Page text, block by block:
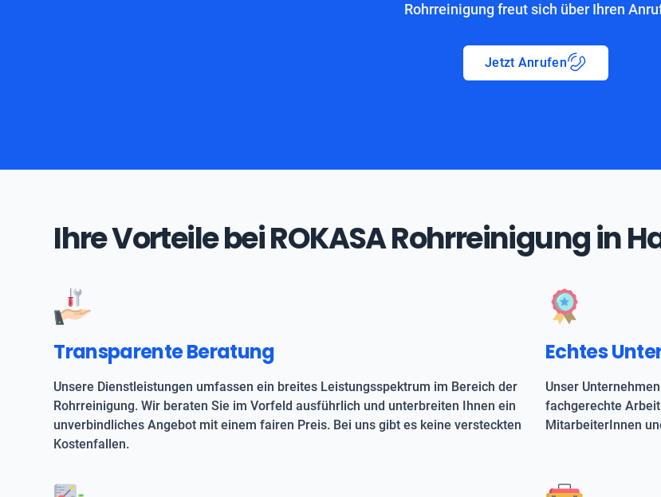
Rohrreinigung freut sich über Ihren
Jetzt Anrufen
Ihre Vorteile bei ROKASA Rohrreinigung in
Transparente Beratung
Unsere Dienstleistungen umfassen ein breites Leistungsspektrum im Bereich der
Rohrreinigung. Wir beraten Sie im Vorfeld ausführlich und unterbreiten Ihnen ein
unverbindliches Angebot mit einem fairen Preis. Bei uns gibt es keine versteckten
Kostenfallen.
Echtes
Unser
fachgerechte
MitarbeiterInnen